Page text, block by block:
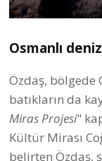
Osmanlı
Özdaş, bölgede
batıkların da
Miras Projesi"
Kültür Mirası
belirten Özdaş,